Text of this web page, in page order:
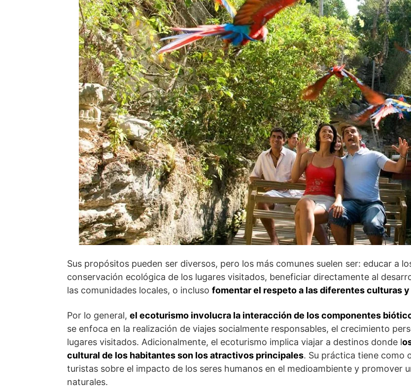
Sus propósitos pueden ser diversos, pero los más comunes suelen ser: educar a
conservación ecológica de los lugares visitados, beneficiar directamente al
las comunidades locales, o incluso fomentar el respeto a las diferentes culturas
Por lo general, el ecoturismo involucra la interacción de los componentes
se enfoca en la realización de viajes socialmente responsables, el crecimiento
lugares visitados. Adicionalmente, el ecoturismo implica viajar a destinos donde l
cultural de los habitantes son los atractivos principales. Su práctica tiene como
turistas sobre el impacto de los seres humanos en el medioambiente y promover
naturales.